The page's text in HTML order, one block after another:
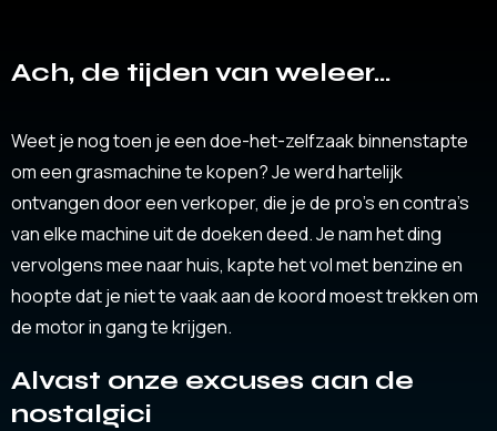
Ach, de tijden van weleer…
Weet je nog toen je een doe-het-zelfzaak binnenstapte
om een grasmachine te kopen? Je werd hartelijk
ontvangen door een verkoper, die je de pro’s en contra’s
van elke machine uit de doeken deed. Je nam het ding
vervolgens mee naar huis, kapte het vol met benzine en
hoopte dat je niet te vaak aan de koord moest trekken om
de motor in gang te krijgen.
Alvast onze excuses aan de
nostalgici